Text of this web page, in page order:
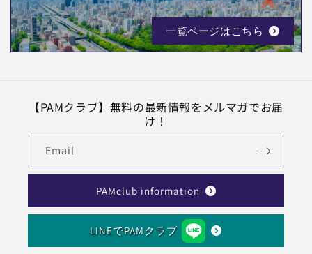
一覧ページはこちら
【PAMクラブ】無料の最新情報をメルマガでお届
け！
Email
PAMclub information
LINEでPAMクラブ